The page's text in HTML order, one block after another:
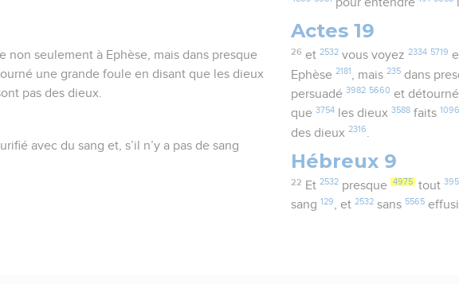
non seulement à Ephèse, mais dans presque
une grande foule en disant que les dieux
pas des dieux.
avec du sang et, s’il n’y a pas de sang
pour entendre
Actes 19
26 et 2532vous voyez 2334 5719
Ephèse2181 , mais235 dans
persuadé3982 5660 et
que3754 les dieux3588 faits 1096
des dieux2316
Hébreux 9
22 Et 2532presque 4975 tout
sang 129, et2532 sans 5565